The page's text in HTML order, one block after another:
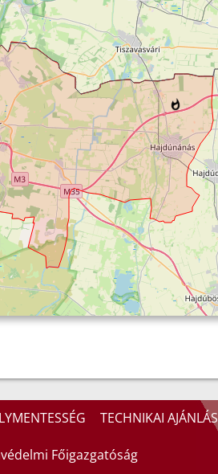
TECHNIKAI AJÁNLÁS
Főigazgatóság